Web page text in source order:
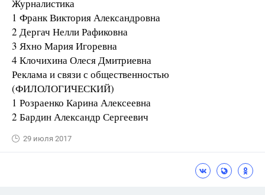
Журналистика
1 Франк Виктория Александровна
2 Дергач Нелли Рафиковна
3 Яхно Мария Игоревна
4 Клочихина Олеся Дмитриевна
Реклама и связи с общественностью
(ФИЛОЛОГИЧЕСКИЙ)
1 Розраенко Карина Алексеевна
2 Бардин Александр Сергеевич
29 июля 2017